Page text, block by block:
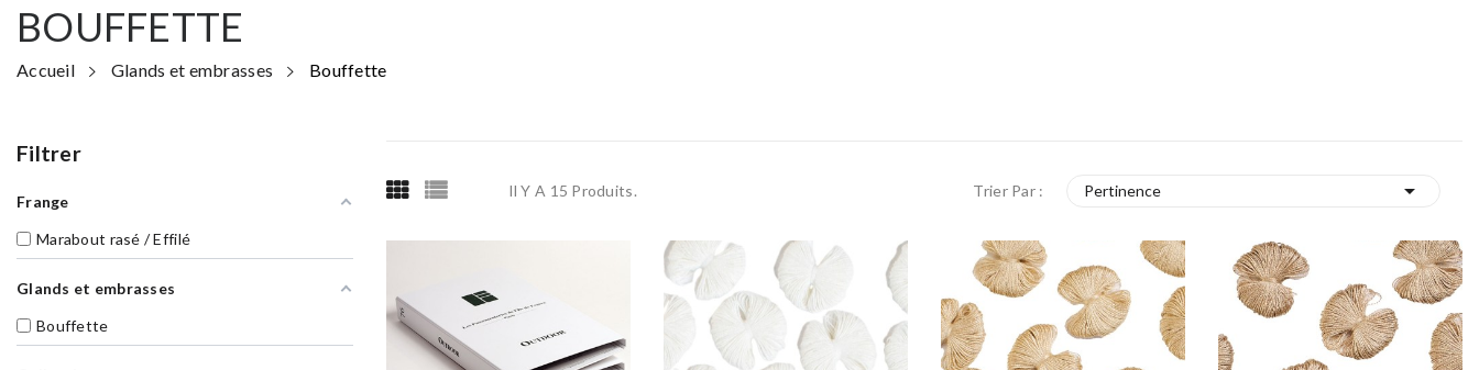
BOUFFETTE
Accueil Glands et embrasses Bouffette
Filtrer
Frange
Marabout rasé / Effilé
Glands et embrasses
Bouffette
Il Y A 15 Produits. Trier Par : Pertinence 